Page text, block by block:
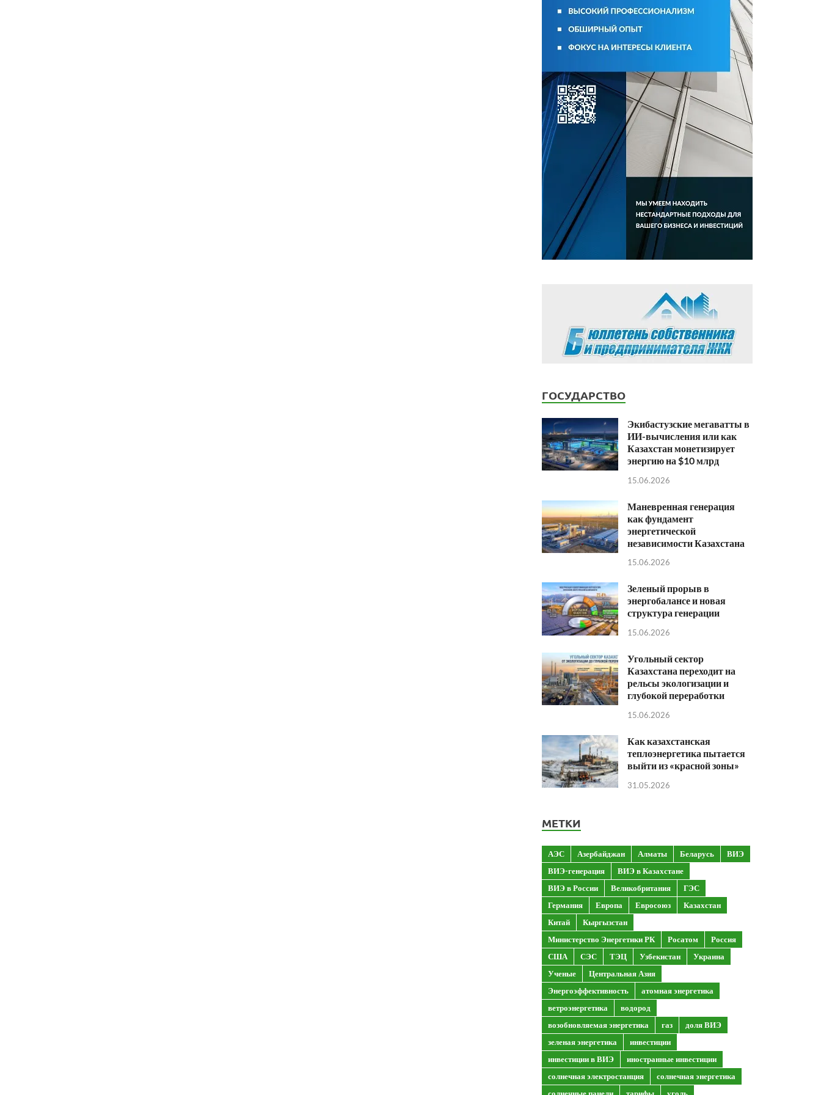
ГОСУДАРСТВО
Экибастузские мегаватты в
ИИ-вычисления или как
Казахстан монетизирует
энергию на $10 млрд
15.06.2026
Маневренная генерация
как фундамент
энергетической
независимости Казахстана
15.06.2026
Зеленый прорыв в
энергобалансе и новая
структура генерации
15.06.2026
Угольный сектор
Казахстана переходит на
рельсы экологизации и
глубокой переработки
15.06.2026
Как казахстанская
теплоэнергетика пытается
выйти из «красной зоны»
31.05.2026
МЕТКИ
АЭС Азербайджан Алматы Беларусь
ВИЭ
ВИЭ-генерация
ВИЭ в Казахстане
ВИЭ в России
Великобритания
ГЭС
Германия
Европа Евросоюз
Казахстан
Китай
Кыргызстан
Министерство Энергетики РК
Росатом
Россия
США
СЭС ТЭЦ Узбекистан
Украина
Ученые
Центральная Азия
Энергоэффективность
атомная энергетика
ветроэнергетика
водород
возобновляемая энергетика
газ
доля ВИЭ
зеленая энергетика
инвестиции
инвестиции в ВИЭ
иностранные инвестиции
солнечная электростанция
солнечная энергетика
солнечные панели
тарифы уголь